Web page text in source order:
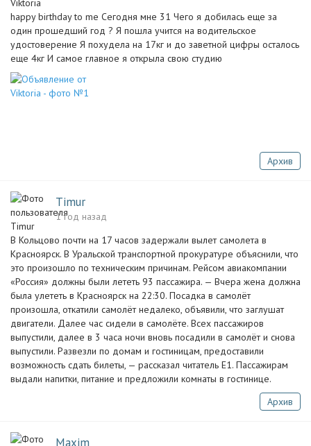
happy birthday to me Сегодня мне 31 Чего я добилась еще за
один прошедший год ? Я пошла учится на водительское
удостоверение Я похудела на 17кг и до заветной цифры осталось
еще 4кг И самое главное я открыла свою студию
Архив
Timur
1 год назад
В Кольцово почти на 17 часов задержали вылет самолета в
Красноярск. В Уральской транспортной прокуратуре объяснили, что
это произошло по техническим причинам. Рейсом авиакомпании
«Россия» должны были лететь 93 пассажира. — Вчера жена должна
была улететь в Красноярск на 22:30. Посадка в самолёт
произошла, откатили самолёт недалеко, объявили, что заглушат
двигатели. Далее час сидели в самолёте. Всех пассажиров
выпустили, далее в 3 часа ночи вновь посадили в самолёт и снова
выпустили. Развезли по домам и гостиницам, предоставили
возможность сдать билеты, — рассказал читатель Е1. Пассажирам
выдали напитки, питание и предложили комнаты в гостинице.
Архив
Maxim